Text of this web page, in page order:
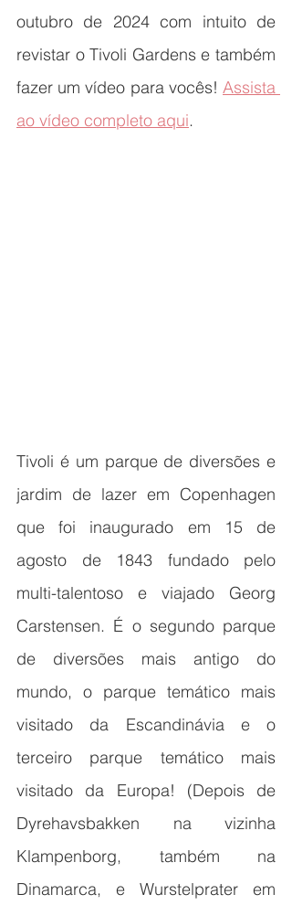
outubro de 2024 com intuito de
revistar o Tivoli Gardens e também
fazer um vídeo para vocês! Assista
ao vídeo completo aqui.
Tivoli é um parque de diversões e
jardim de lazer em Copenhagen
que foi inaugurado em 15 de
agosto de 1843 fundado pelo
multi-talentoso e viajado Georg
Carstensen. É o segundo parque
de diversões mais antigo do
mundo, o parque temático mais
visitado da Escandinávia e o
terceiro parque temático mais
visitado da Europa! (Depois de
Dyrehavsbakken na vizinha
Klampenborg, também na
Dinamarca, e Wurstelprater em